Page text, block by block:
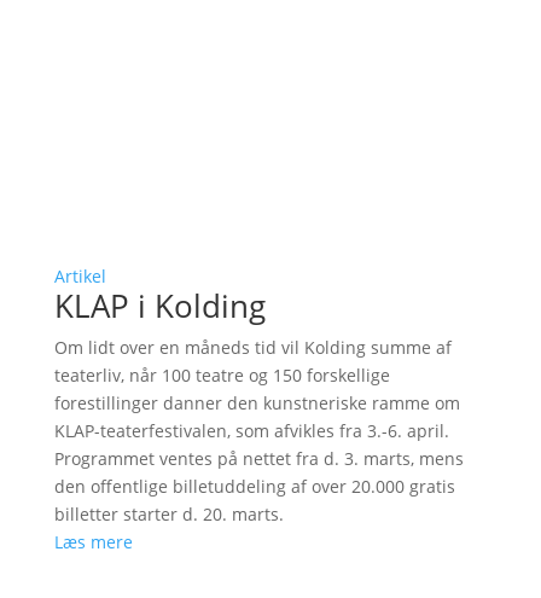
Artikel
KLAP i Kolding
Om lidt over en måneds tid vil Kolding summe af
teaterliv, når 100 teatre og 150 forskellige
forestillinger danner den kunstneriske ramme om
KLAP-teaterfestivalen, som afvikles fra 3.-6. april.
Programmet ventes på nettet fra d. 3. marts, mens
den offentlige billetuddeling af over 20.000 gratis
billetter starter d. 20. marts.
Læs mere